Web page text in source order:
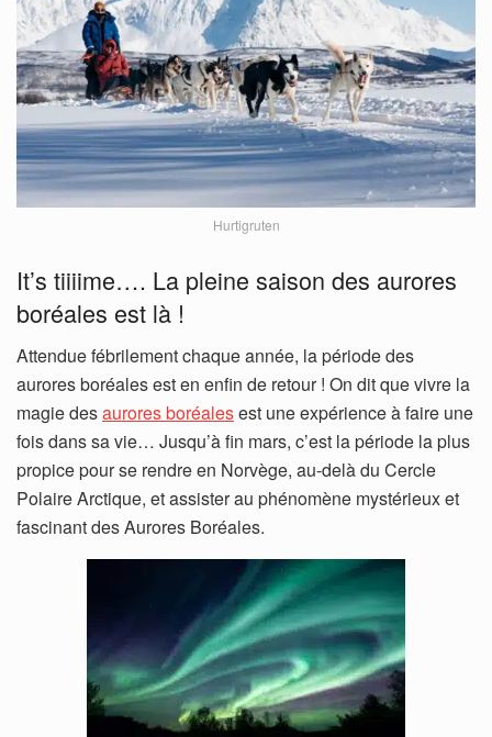
Hurtigruten
It’s tiiiime…. La pleine saison des aurores
boréales est là !
Attendue fébrilement chaque année, la période des
aurores boréales est en enfin de retour ! On dit que vivre la
magie desaurores boréalesest une expérience à faire une
fois dans sa vie… Jusqu’à fin mars, c’est la période la plus
propice pour se rendre en Norvège, au-delà du Cercle
Polaire Arctique, et assister au phénomène mystérieux et
fascinant des Aurores Boréales.